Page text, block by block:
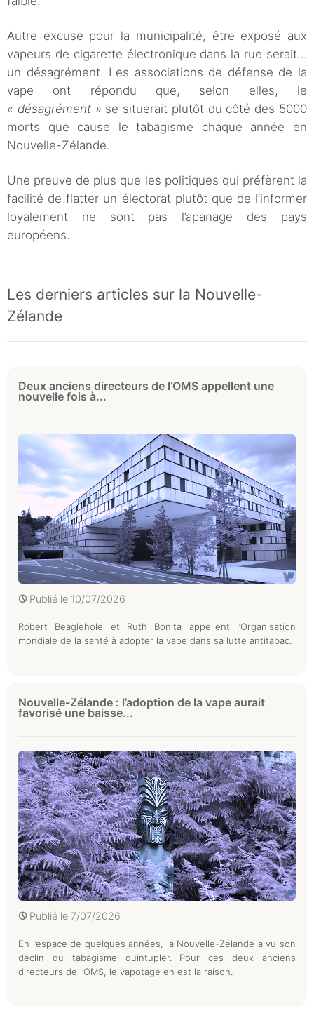
Autre excuse pour la municipalité, être exposé aux
vapeurs de cigarette électronique dans la rue serait…
un désagrément. Les associations de défense de la
vape ont répondu que, selon elles, le
« désagrément » se situerait plutôt du côté des 5000
morts que cause le tabagisme chaque année en
Nouvelle-Zélande.
Une preuve de plus que les politiques qui préfèrent la
facilité de flatter un électorat plutôt que de l’informer
loyalement ne sont pas l’apanage des pays
européens.
Les derniers articles sur la Nouvelle-
Zélande
Deux anciens directeurs de l’OMS appellent une
nouvelle fois à...
Publié le 10/07/2026
Robert Beaglehole et Ruth Bonita appellent l’Organisation
mondiale de la santé à adopter la vape dans sa lutte antitabac.
Nouvelle-Zélande : l’adoption de la vape aurait
favorisé une baisse...
Publié le 7/07/2026
En l’espace de quelques années, la Nouvelle-Zélande a vu son
déclin du tabagisme quintupler. Pour ces deux anciens
directeurs de l’OMS, le vapotage en est la raison.